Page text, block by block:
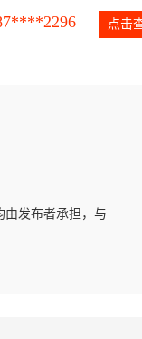
点击
由发布者承担，与